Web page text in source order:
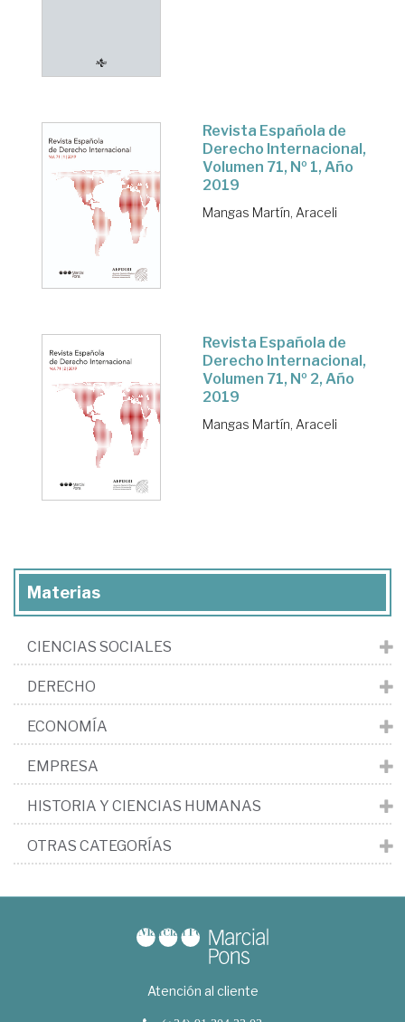
Revista Española de
Derecho Internacional,
Volumen 71, Nº 1, Año
2019
Mangas Martín, Araceli
Revista Española de
Derecho Internacional,
Volumen 71, Nº 2, Año
2019
Mangas Martín, Araceli
Materias
CIENCIAS SOCIALES
DERECHO
ECONOMÍA
EMPRESA
HISTORIA Y CIENCIAS HUMANAS
OTRAS CATEGORÍAS
Atención al cliente